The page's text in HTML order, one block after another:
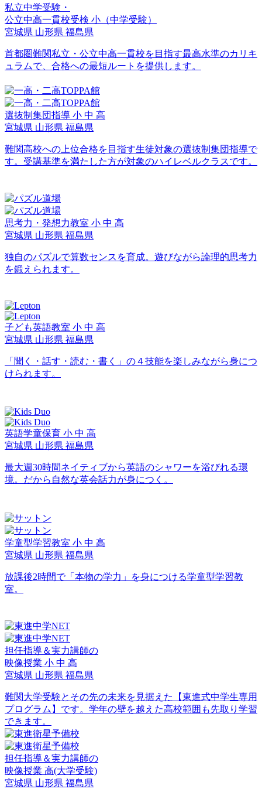
私立中学受験・
公立中高一貫校受検 小 （中学受験）
宮城県 山形県 福島県
首都圏難関私立・公立中高一貫校を目指す最高水準のカリキ
ュラムで、合格への最短ルートを提供します。
選抜制集団指導 小 中 高
宮城県 山形県 福島県
難関高校への上位合格を目指す生徒対象の選抜制集団指導で
す。受講基準を満たした方が対象のハイレベルクラスです。
思考力・発想力教室 小 中 高
宮城県 山形県 福島県
独自のパズルで算数センスを育成。遊びながら論理的思考力
を鍛えられます。
子ども英語教室 小 中 高
宮城県 山形県 福島県
「聞く・話す・読む・書く」の４技能を楽しみながら身につ
けられます。
英語学童保育 小 中 高
宮城県 山形県 福島県
最大週30時間ネイティブから英語のシャワーを浴びれる環
境。だから自然な英会話力が身につく。
学童型学習教室 小 中 高
宮城県 山形県 福島県
放課後2時間で「本物の学力」を身につける学童型学習教
室。
担任指導＆実力講師の
映像授業 小 中 高
宮城県 山形県 福島県
難関大学受験とその先の未来を見据えた【東進式中学生専用
プログラム】です。学年の壁を越えた高校範囲も先取り学習
できます。
担任指導＆実力講師の
映像授業 高(大学受験)
宮城県 山形県 福島県